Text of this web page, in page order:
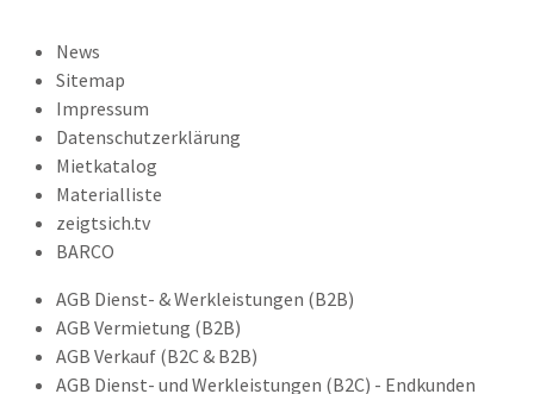
News
Sitemap
Impressum
Datenschutzerklärung
Mietkatalog
Materialliste
zeigtsich.tv
BARCO
AGB Dienst- & Werkleistungen (B2B)
AGB Vermietung (B2B)
AGB Verkauf (B2C & B2B)
AGB Dienst- und Werkleistungen (B2C) - Endkunden